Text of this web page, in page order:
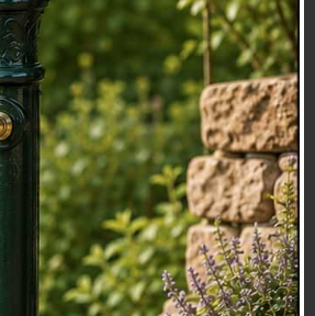
- poškozená (čelo židle)
stolu
(čelo židle)
má rozměr 44x94x42 cm.
hloubka s výškou od země
od země po hranu opěrky.
výrobek.